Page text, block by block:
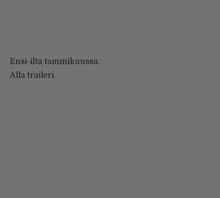
Ensi-ilta tammikuussa.
Alla traileri.